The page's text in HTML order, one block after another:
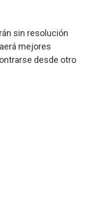
sin resolución
mejores
desde otro